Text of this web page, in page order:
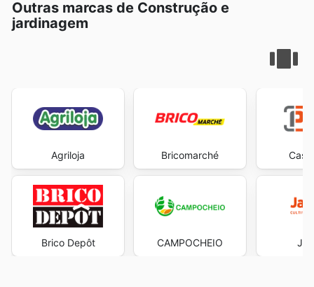
Outras marcas de Construção e
jardinagem
Agriloja
Brico Depôt
Bricomarché
CAMPOCHEIO